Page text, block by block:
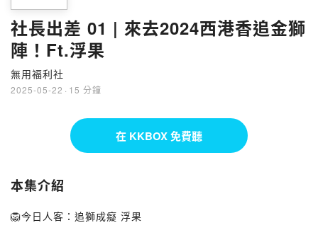
社長出差 01 | 來去2024西港香追金獅
陣！Ft.浮果
無用福利社
2025-05-22 · 15 分鐘
在 KKBOX 免費聽
本集介紹
🦁今日人客：追獅成癡 浮果